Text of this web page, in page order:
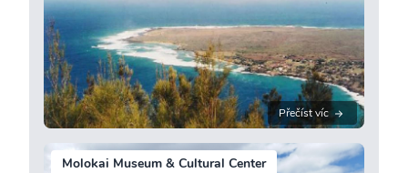
Přečíst víc
Molokai Museum & Cultural Center